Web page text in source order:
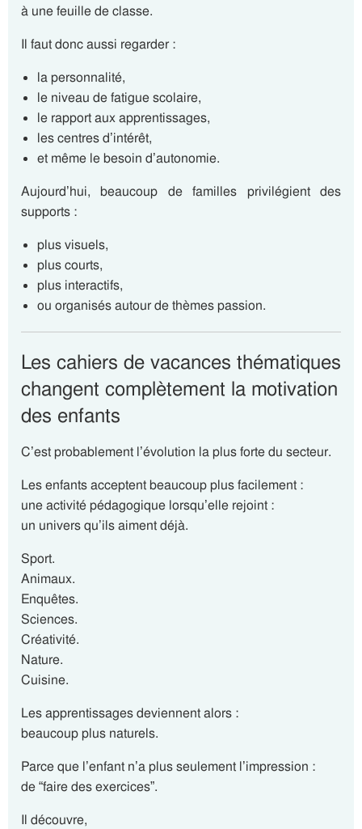
à une feuille de classe.
Il faut donc aussi regarder :
la personnalité,
le niveau de fatigue scolaire,
le rapport aux apprentissages,
les centres d’intérêt,
et même le besoin d’autonomie.
Aujourd’hui, beaucoup de familles privilégient des
supports :
plus visuels,
plus courts,
plus interactifs,
ou organisés autour de thèmes passion.
Les cahiers de vacances thématiques
changent complètement la motivation
des enfants
C’est probablement l’évolution la plus forte du secteur.
Les enfants acceptent beaucoup plus facilement :
une activité pédagogique lorsqu’elle rejoint :
un univers qu’ils aiment déjà.
Sport.
Animaux.
Enquêtes.
Sciences.
Créativité.
Nature.
Cuisine.
Les apprentissages deviennent alors :
beaucoup plus naturels.
Parce que l’enfant n’a plus seulement l’impression :
de “faire des exercices”.
Il découvre,